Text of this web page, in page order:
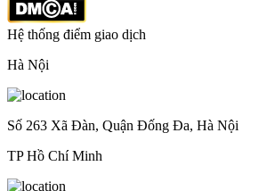
Hệ thống điểm giao dịch
Hà Nội
Số 263 Xã Đàn, Quận Đống Đa, Hà Nội
TP Hồ Chí Minh